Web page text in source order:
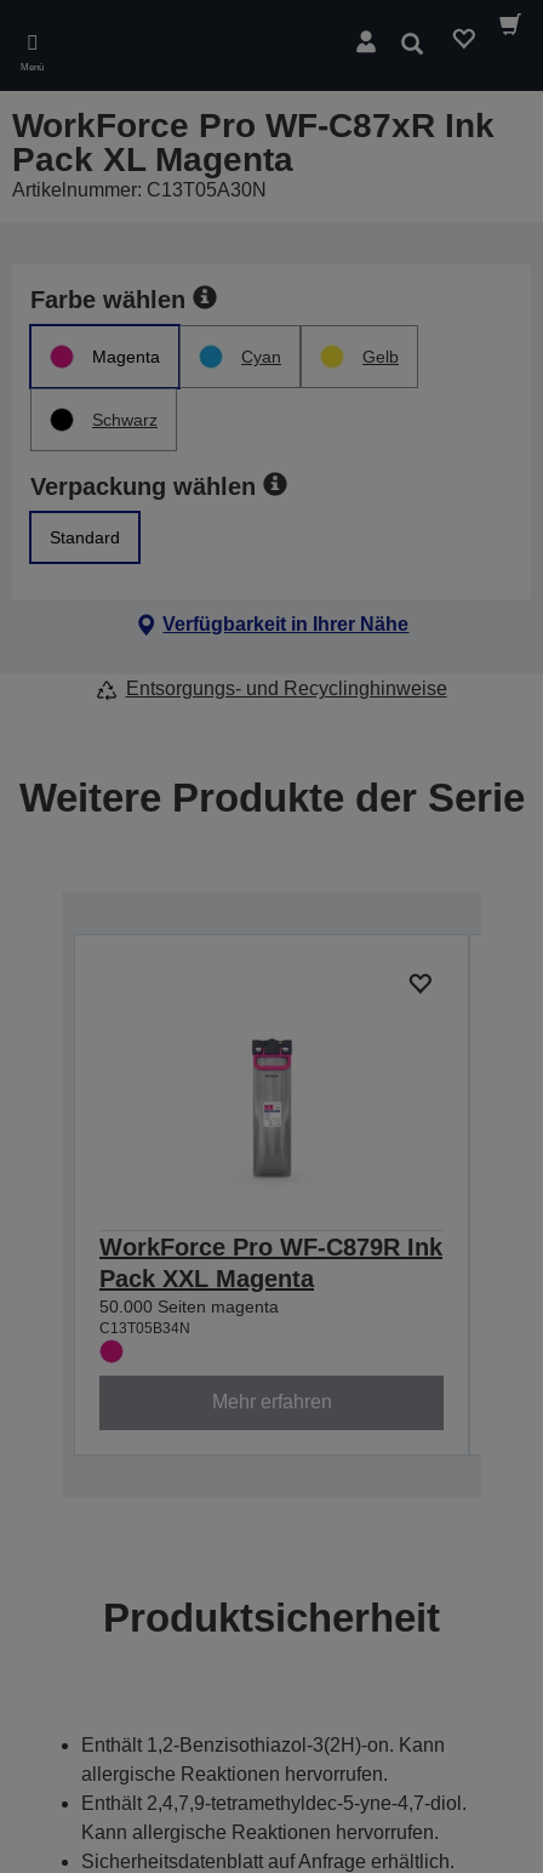
main
content
Menü
Suchen
WorkForce Pro WF-C87xR Ink
Pack XL Magenta
Artikelnummer: C13T05A30N
Farbe wählen
Magenta Cyan Gelb
Schwarz
Verpackung wählen
Standard
Verfügbarkeit in Ihrer Nähe
Entsorgungs- und Recyclinghinweise
Weitere Produkte der Serie
WorkForce Pro WF-C879R Ink
Pack XXL Magenta
50.000 Seiten magenta
C13T05B34N
Mehr erfahren
Produktsicherheit
Enthält 1,2-Benzisothiazol-3(2H)-on. Kann
allergische Reaktionen hervorrufen.
Enthält 2,4,7,9-tetramethyldec-5-yne-4,7-diol.
Kann allergische Reaktionen hervorrufen.
Sicherheitsdatenblatt auf Anfrage erhältlich.